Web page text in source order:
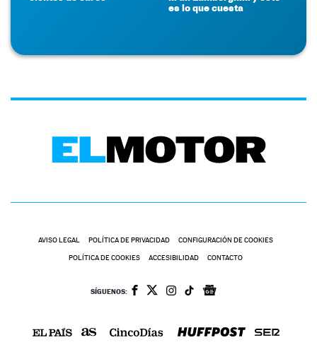
es lo que cuesta
AVISO LEGAL POLÍTICA DE PRIVACIDAD CONFIGURACIÓN DE COOKIES
POLÍTICA DE COOKIES ACCESIBILIDAD CONTACTO
SÍGUENOS: